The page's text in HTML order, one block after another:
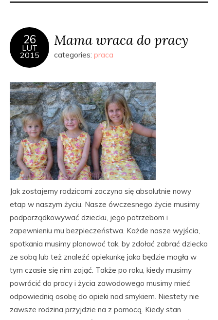
26
LUT
2015
Mama wraca do pracy
categories: praca
Jak zostajemy rodzicami zaczyna się absolutnie nowy
etap w naszym życiu. Nasze ówczesnego życie musimy
podporządkowywać dziecku, jego potrzebom i
zapewnieniu mu bezpieczeństwa. Każde nasze wyjścia,
spotkania musimy planować tak, by zdołać zabrać dziecko
ze sobą lub też znaleźć opiekunkę jaka będzie mogła w
tym czasie się nim zająć. Także po roku, kiedy musimy
powrócić do pracy i życia zawodowego musimy mieć
odpowiednią osobę do opieki nad smykiem. Niestety nie
zawsze rodzina przyjdzie na z pomocą. Kiedy stan